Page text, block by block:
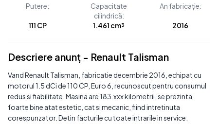
Putere:
111 CP
Capacitate
cilindrică:
1.461 cm³
An fabricație:
2016
Descriere anunț - Renault Talisman
Vand Renault Talisman, fabricatie decembrie 2016, echipat cu
motorul 1.5 dCi de 110 CP, Euro 6, recunoscut pentru consumul
redus si fiabilitate. Masina are 183.xxx kilometrii, se prezinta
foarte bine atat estetic, cat si mecanic, fiind intretinuta
corespunzator. Detin facturile cu toate intrarile in service.